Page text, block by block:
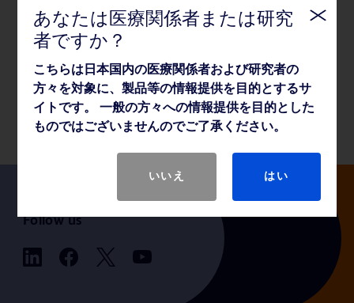
薬事・その他情報
製品基本仕様
Follow us
あなたは医療関係者または研究
者ですか？
こちらは日本国内の医療関係者および研究者の
方々を対象に、製品等の情報提供を目的とするサ
イトです。 一般の方々への情報提供を目的とした
ものではございませんのでご了承ください。
いいえ はい